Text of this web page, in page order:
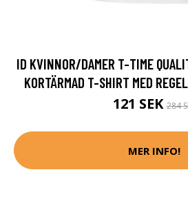
ID KVINNOR/DAMER T-TIME
KORTÄRMAD T-SHIRT MED
121 SEK284
MER INFO!